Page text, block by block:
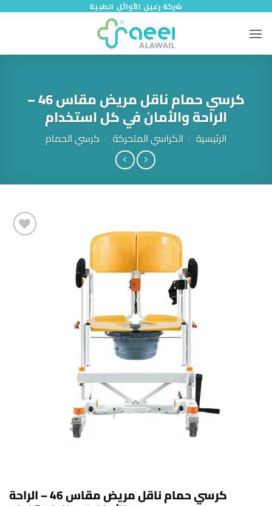
شركة رعيل الأوائل الطبية
كرسي حمام ناقل مريض مقاس 46 –
الراحة والأمان في كل استخدام
الرئيسية / الكراسي المتحركة / كرسي الحمام
كرسي حمام ناقل مريض مقاس 46 – الراحة